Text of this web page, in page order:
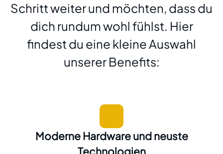
Schritt weiter und möchten, dass du
dich rundum wohl fühlst. Hier
findest du eine kleine Auswahl
unserer Benefits:
Moderne Hardware und neuste
Technologien